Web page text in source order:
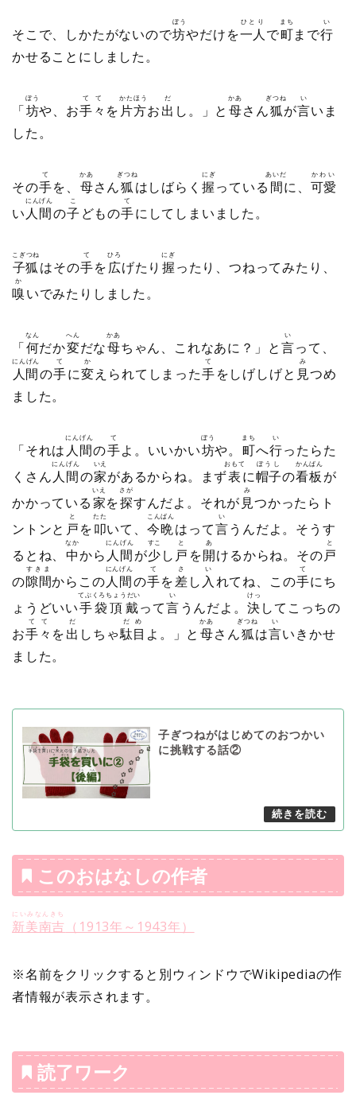
そこで、しかたがないので坊
ぼう
やだけを一人
ひとり
で町
まち
まで行
い
かせることにしました。
「坊
ぼう
や、お手々
てて
を 片方
かたほう
お出
だ
し。」と 母
かあ
さん狐
ぎつね
が言
い
いま
した。
その手
て
を、 母
かあ
さん狐
ぎつね
はしばらく 握
にぎ
っている 間
あいだ
に、 可愛
かわい
い人間
にんげん
の子
こ
どもの手
て
にしてしまいました。
子狐
こぎつね
はその手
て
を広
ひろ
げたり 握
にぎ
ったり、つねってみたり、
嗅
か
いでみたりしました。
「何
なん
だか変
へん
だな母
かあ
ちゃん、これなあに？」と言
い
って、
人間
にんげん
の手
て
に変
か
えられてしまった手
て
をしげしげと 見
み
つめ
ました。
「それは 人間
にんげん
の手
て
よ。いいかい坊
ぼう
や。 町
まち
へ行
い
ったらた
くさん人間
にんげん
の家
いえ
があるからね。まず表
おもて
に帽子
ぼうし
の看板
かんばん
が
かかっている家
いえ
を探
さが
すんだよ。それが 見
み
つかったらト
ントンと 戸
と
を叩
たた
いて、 今晩
こんばん
はって言
い
うんだよ。そうす
るとね、 中
なか
から 人間
にんげん
が少
すこ
し 戸
と
を開
あ
けるからね。その戸
と
の隙間
すきま
からこの人間
にんげん
の手
て
を差
さ
し 入
い
れてね、この手
て
にち
ょうどいい手袋頂戴
てぶくろちょうだい
って言
い
うんだよ。 決
けっ
してこっちの
お手々
てて
を出
だ
しちゃ駄目
だめ
よ。」と 母
かあ
さん狐
ぎつね
は言
い
いきかせ
ました。
子ぎつねがはじめてのおつかい
に挑戦する話②
このおはなしの作者
新美南吉
にいみなんきち
（1913年～1943年）
※名前をクリックすると別ウィンドウでWikipediaの作
者情報が表示されます。
読了ワーク